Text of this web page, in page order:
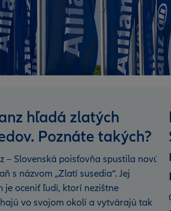
hľadá zlatých
Poznáte takých?
– Slovenská poisťovňa spustila novú
s názvom „Zlatí susedia“. Jej
je oceniť ľudí, ktorí nezištne
vo svojom okolí a vytvárajú tak